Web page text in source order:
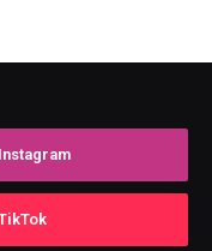
Instagram